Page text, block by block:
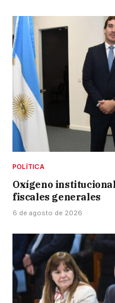
POLÍTICA
Oxígeno
fiscales generales
6 de agosto de 2026